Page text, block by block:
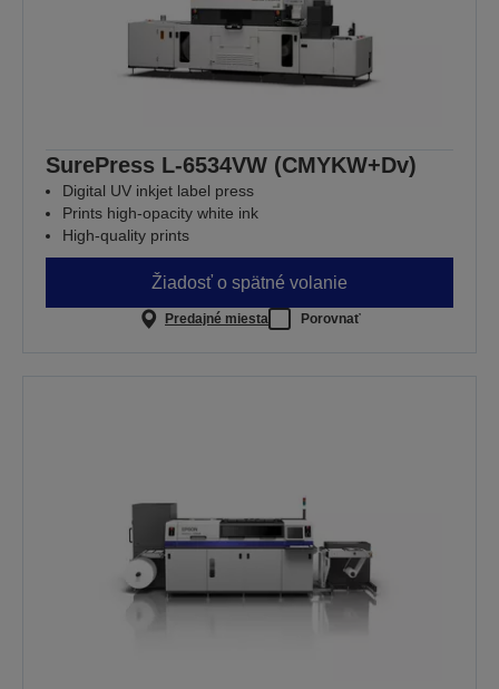
SurePress L-6534VW (CMYKW+Dv)
Digital UV inkjet label press
Prints high-opacity white ink
High-quality prints
Žiadosť o spätné volanie
Predajné miesta Porovnať